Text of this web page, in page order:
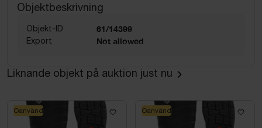
Objektbeskrivning
Objekt-ID 61/14399
Export Not allowed
Liknande objekt på auktion just nu
Oanvänd Oanvänd